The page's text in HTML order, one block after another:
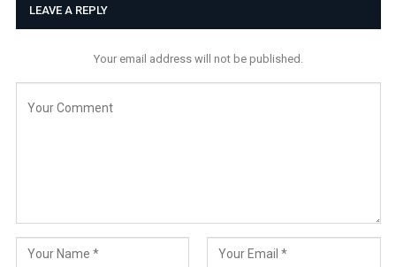
LEAVE A REPLY
Your email address will not be published.